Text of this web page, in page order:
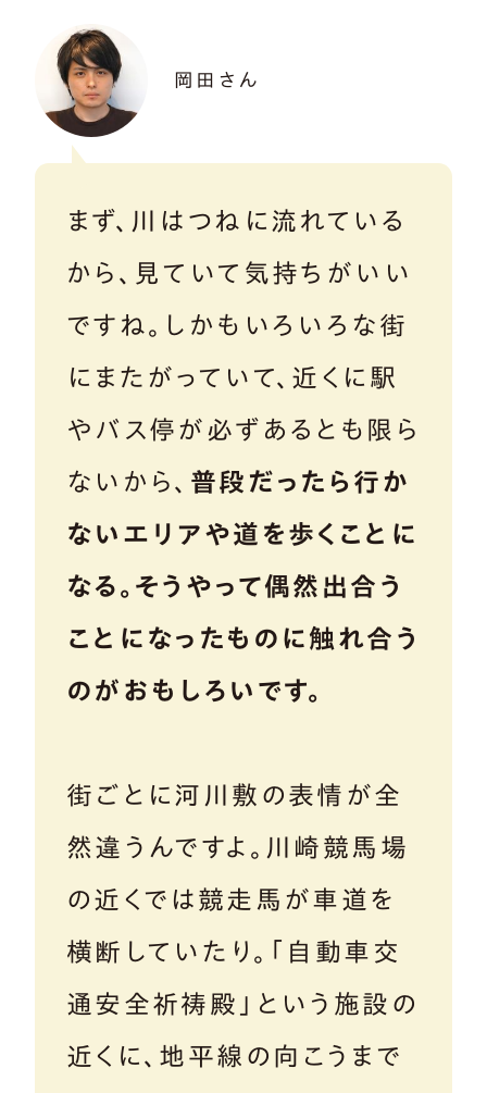
岡田さん
まず、川はつねに流れている
から、見ていて気持ちがいい
ですね。しかもいろいろな街
にまたがっていて、近くに駅
やバス停が必ずあるとも限ら
ないから、 普段だったら行か
ないエリアや道を歩くことに
なる。そうやって偶然出合う
ことになったものに触れ合う
のがおもしろいです。
街ごとに河川敷の表情が全
然違うんですよ。川崎競馬場
の近くでは競走馬が車道を
横断していたり。「自動車交
通安全祈祷殿」という施設の
近くに、地平線の向こうまで